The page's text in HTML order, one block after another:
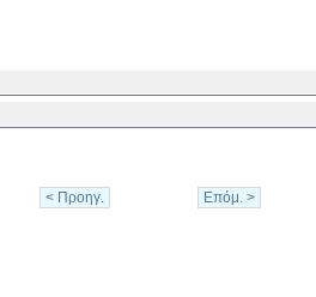
< Προηγ. Επόμ. >